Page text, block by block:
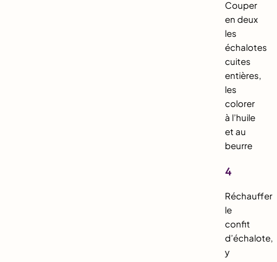
Couper
en deux
les
échalotes
cuites
entières,
les
colorer
à l’huile
et au
beurre
4
Réchauffer
le
confit
d’échalote,
y